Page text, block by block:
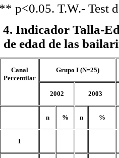
p<0.05. T.W.- Test
. Indicador Talla-
edad de las
Canal
Percentilar
Grupo I (N=25)
2002 2003
n % n %
I